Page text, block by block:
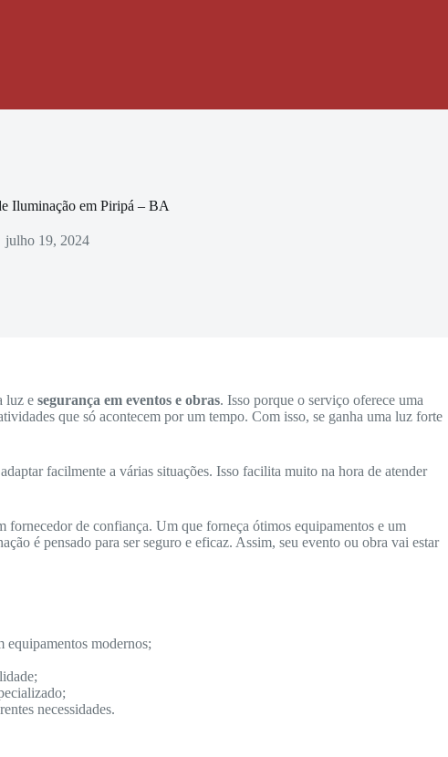
Iluminação em Piripá – BA
julho 19, 2024
luz e segurança em eventos e obras. Isso porque o serviço oferece uma
que só acontecem por um tempo. Com isso, se ganha uma luz forte
facilmente a várias situações. Isso facilita muito na hora de atender
fornecedor de confiança. Um que forneça ótimos equipamentos e um
é pensado para ser seguro e eficaz. Assim, seu evento ou obra vai estar
equipamentos modernos;
necessidades.